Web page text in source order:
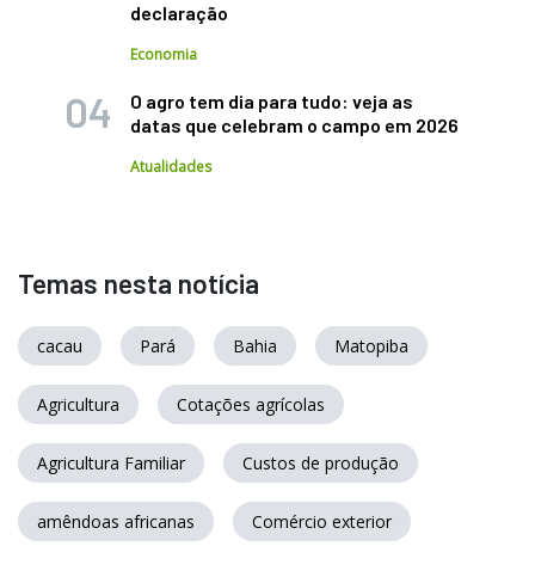
declaração
Economia
O agro tem dia para tudo: veja as
datas que celebram o campo em 2026
Atualidades
Temas nesta notícia
cacau Pará Bahia Matopiba
Agricultura Cotações agrícolas
Agricultura Familiar Custos de produção
amêndoas africanas Comércio exterior